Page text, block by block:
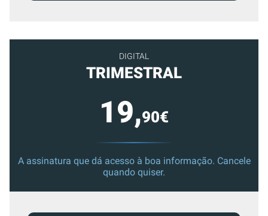
DIGITAL
TRIMESTRAL
19,90€
A assinatura que dá acesso à boa informação. Cancele
quando quiser.